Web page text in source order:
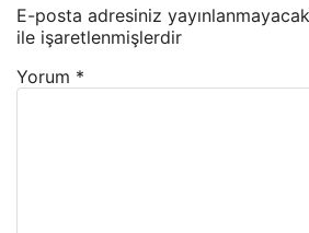
E-posta adresiniz
ile işaretlenmişlerdir
Yorum *